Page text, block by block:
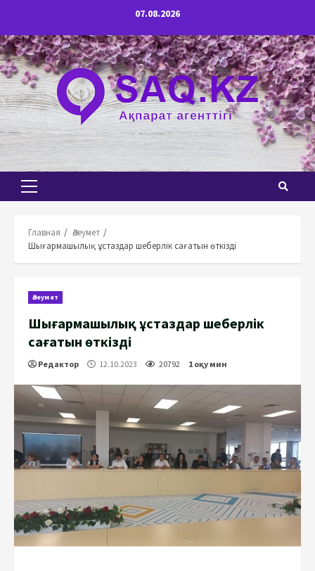
содержимому
07.08.2026
Основное
Главная
Әлеумет
Шығармашылық ұстаздар шеберлік сағатын өткізді
Әлеумет
Шығармашылық ұстаздар шеберлік
сағатын өткізді
Редактор 12.10.2023 20792 1 оқу мин